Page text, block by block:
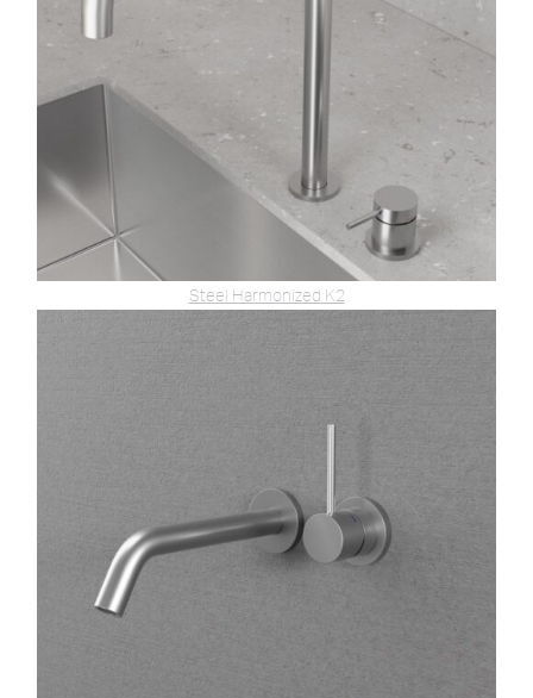
Steel Harmonized K2